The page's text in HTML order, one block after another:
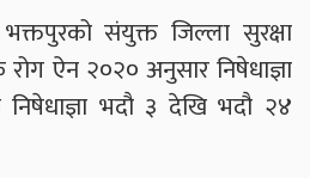
संयुक्त जिल्ला सुरक्षा
ऐन २०२० अनुसार निषेधाज्ञा
निषेधाज्ञा भदौ ३ देखि भदौ २४